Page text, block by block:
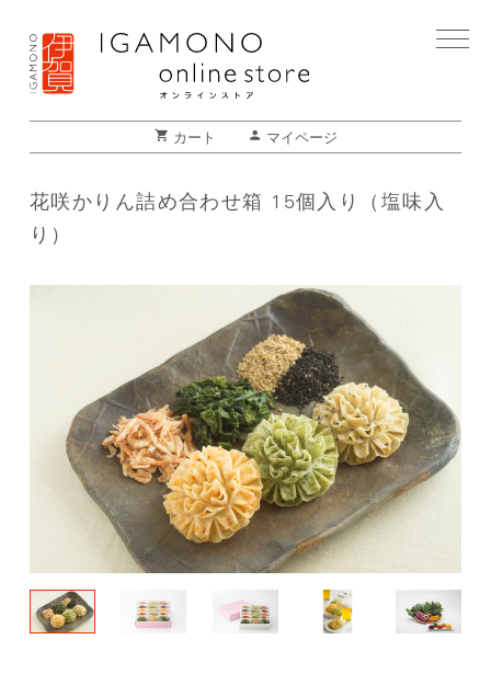
shopping_cart カート person マイページ
花咲かりん詰め合わせ箱 15個入り（塩味入
り）